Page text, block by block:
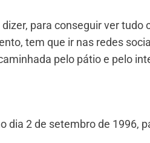
dizer, para conseguir ver
tem que ir nas redes
pelo pátio e pelo
dia 2 de setembro de 1996,